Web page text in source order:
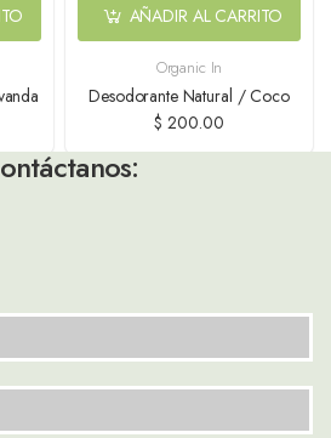
Organic In
Desodorante Natural / Coco
$ 200.00
AÑADIR AL CARRITO